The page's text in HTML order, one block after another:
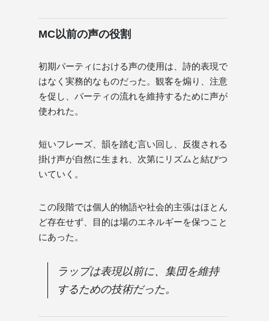
MC以前の声の役割
初期パーティにおける声の使用は、詩的表現で
はなく実務的なものだった。観客を煽り、注意
を促し、パーティの流れを維持するために声が
使われた。
短いフレーズ、韻を踏む言い回し、反復される
掛け声が自然に生まれ、次第にリズムと結びつ
いていく。
この段階では個人的物語や社会的主張はほとん
ど存在せず、目的は場のエネルギーを保つこと
にあった。
ラップは表現以前に、集団を維持
するための技術だった。